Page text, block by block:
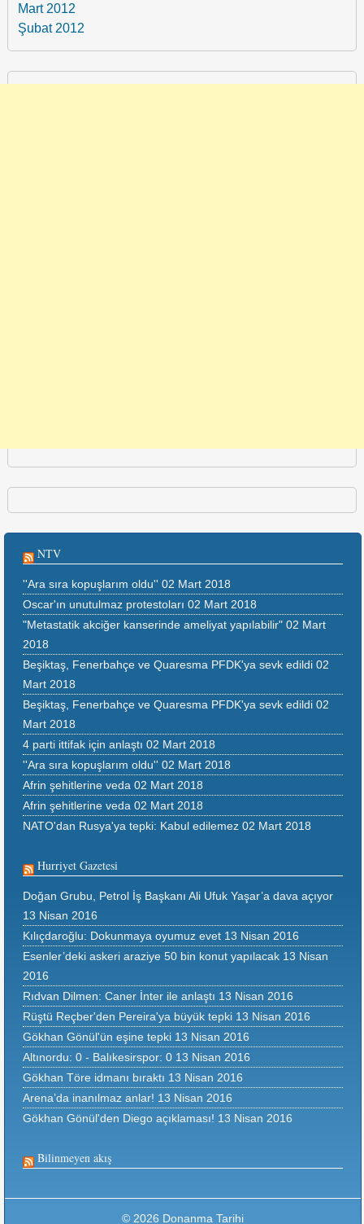
Mart 2012
Şubat 2012
NTV
''Ara sıra kopuşlarım oldu'' 02 Mart 2018
Oscar'ın unutulmaz protestoları 02 Mart 2018
"Metastatik akciğer kanserinde ameliyat yapılabilir" 02 Mart
2018
Beşiktaş, Fenerbahçe ve Quaresma PFDK'ya sevk edildi 02
Mart 2018
Beşiktaş, Fenerbahçe ve Quaresma PFDK'ya sevk edildi 02
Mart 2018
4 parti ittifak için anlaştı 02 Mart 2018
''Ara sıra kopuşlarım oldu'' 02 Mart 2018
Afrin şehitlerine veda 02 Mart 2018
Afrin şehitlerine veda 02 Mart 2018
NATO'dan Rusya'ya tepki: Kabul edilemez 02 Mart 2018
Hurriyet Gazetesi
Doğan Grubu, Petrol İş Başkanı Ali Ufuk Yaşar’a dava açıyor
13 Nisan 2016
Kılıçdaroğlu: Dokunmaya oyumuz evet 13 Nisan 2016
Esenler’deki askeri araziye 50 bin konut yapılacak 13 Nisan
2016
Rıdvan Dilmen: Caner İnter ile anlaştı 13 Nisan 2016
Rüştü Reçber'den Pereira'ya büyük tepki 13 Nisan 2016
Gökhan Gönül'ün eşine tepki 13 Nisan 2016
Altınordu: 0 - Balıkesirspor: 0 13 Nisan 2016
Gökhan Töre idmanı bıraktı 13 Nisan 2016
Arena’da inanılmaz anlar! 13 Nisan 2016
Gökhan Gönül'den Diego açıklaması! 13 Nisan 2016
Bilinmeyen akış
© 2026 Donanma Tarihi